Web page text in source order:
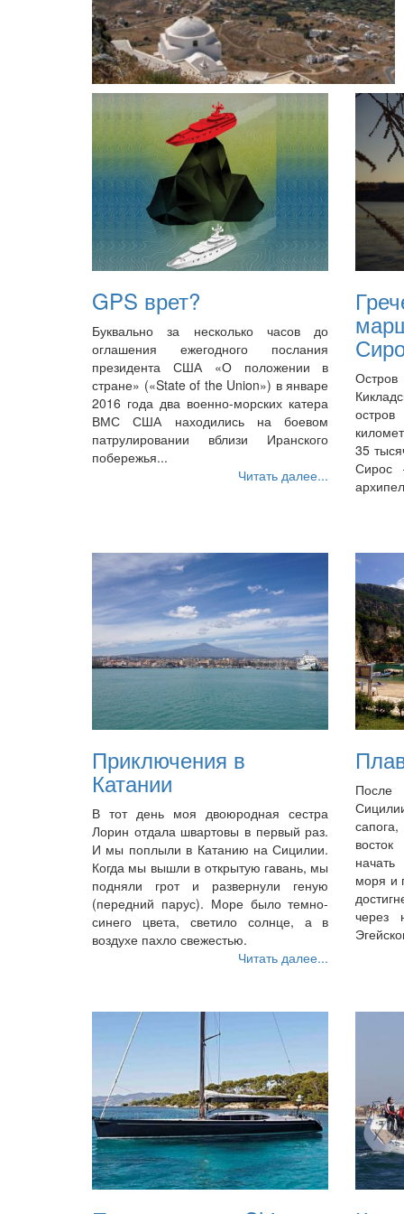
GPS врет?
Буквально за несколько часов до
оглашения ежегодного послания
президента США «О положении в
стране» («State of the Union») в январе
2016 года два военно-морских катера
ВМС США находились на боевом
патрулировании вблизи Иранского
побережья...
Читать далее...
35
Сирос
Приключения в
Катании
В тот день моя двоюродная сестра
Лорин отдала швартовы в первый раз.
И мы поплыли в Катанию на Сицилии.
Когда мы вышли в открытую гавань, мы
подняли грот и развернули геную
(передний парус). Море было темно-
синего цвета, светило солнце, а в
воздухе пахло свежестью.
Читать далее...
После
моря и
через